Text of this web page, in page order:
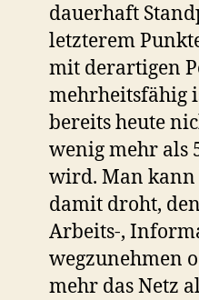
dauerhaft
letzterem
mit derartigen
mehrheitsfähig
bereits heute
wenig mehr als
wird. Man
damit droht,
Arbeits-,
wegzunehmen
mehr das Netz